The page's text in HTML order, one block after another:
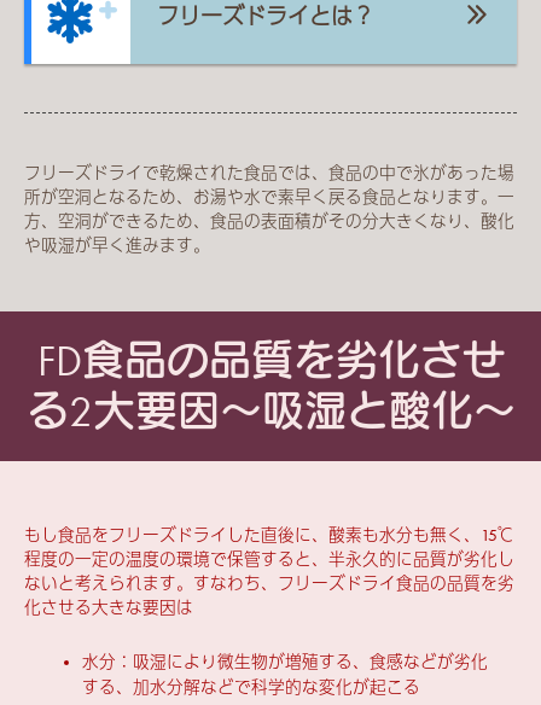
フリーズドライとは？
フリーズドライで乾燥された食品では、食品の中で氷があった場
所が空洞となるため、お湯や水で素早く戻る食品となります。一
方、空洞ができるため、食品の表面積がその分大きくなり、酸化
や吸湿が早く進みます。
FD食品の品質を劣化させ
る2大要因～吸湿と酸化～
もし食品をフリーズドライした直後に、酸素も水分も無く、15℃
程度の一定の温度の環境で保管すると、半永久的に品質が劣化し
ないと考えられます。すなわち、フリーズドライ食品の品質を劣
化させる大きな要因は
水分：吸湿により微生物が増殖する、食感などが劣化
する、加水分解などで科学的な変化が起こる